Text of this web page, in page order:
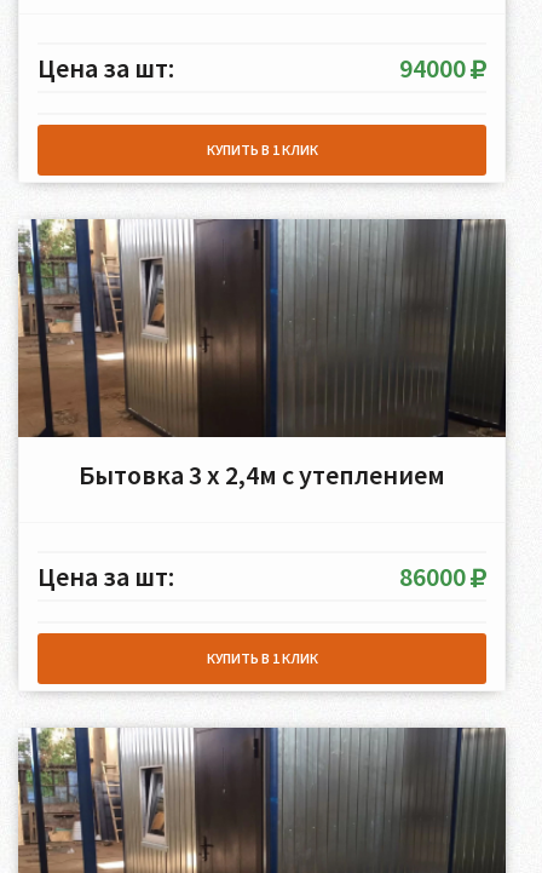
Цена за шт: 94000
КУПИТЬ В 1 КЛИК
Бытовка 3 х 2,4м с утеплением
Цена за шт: 86000
КУПИТЬ В 1 КЛИК